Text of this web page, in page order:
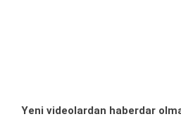
Yeni videolardan haberdar